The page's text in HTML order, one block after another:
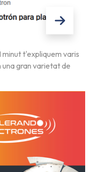
minut t'expliquem varis
gran varietat de